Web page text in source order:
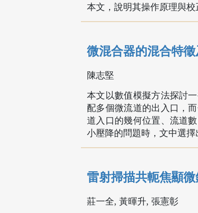
本文，說明其操作原理與校
微混合器的混合特
陳志堅
本文以數值模擬方法探討
配多個微流道的出入口，
道入口的幾何位置、流道
小壓降的問題時，文中選
雷射掃描共軛焦顯
莊一全, 黃暉升, 張憲彰